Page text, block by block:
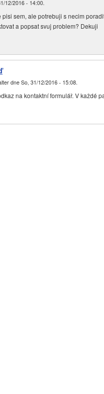
12/2016 - 14:00
sem, ale potrebuji s necim
a popsat svuj problem? Dekuji
dne So, 31/12/2016 - 15:08
na kontaktní formulář. V každé